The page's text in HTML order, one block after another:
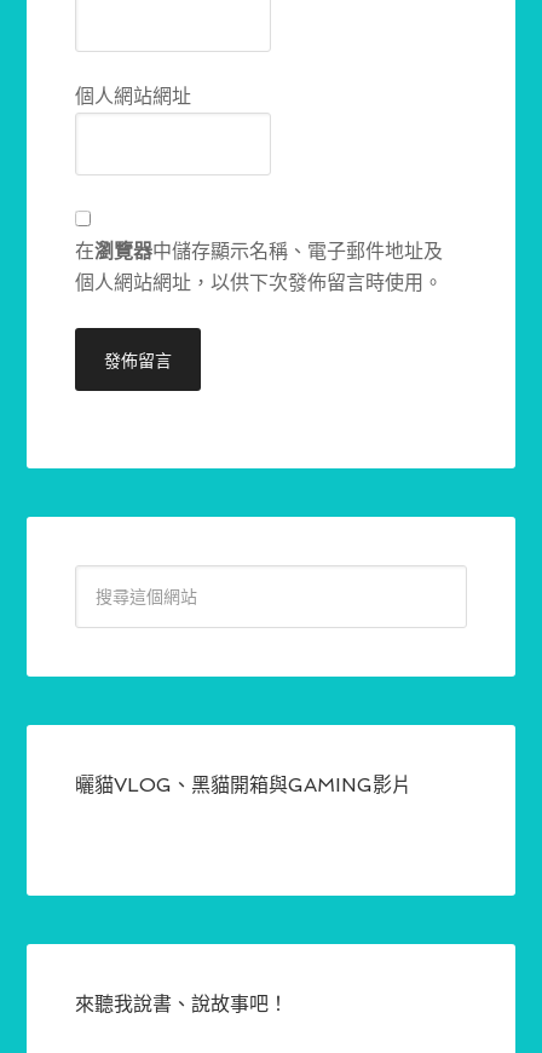
個人網站網址
在瀏覽器中儲存顯示名稱、電子郵件地址及
個人網站網址，以供下次發佈留言時使用。
曬貓VLOG、黑貓開箱與GAMING影片
來聽我說書、說故事吧！